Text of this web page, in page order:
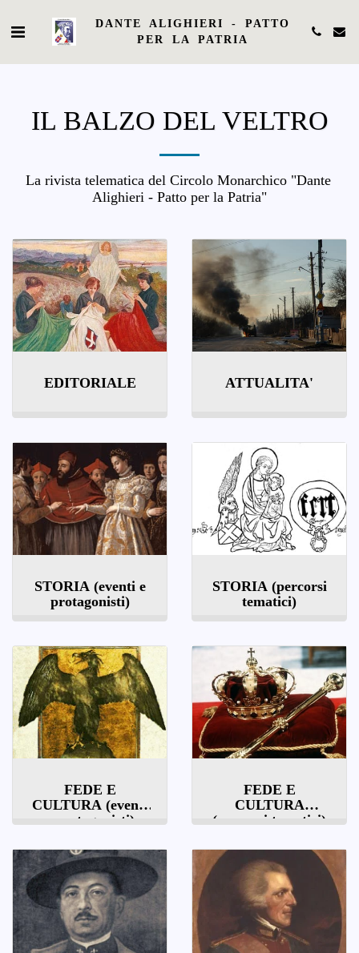
DANTE ALIGHIERI - PATTO
PER LA PATRIA
IL BALZO DEL VELTRO
La rivista telematica del Circolo Monarchico "Dante
Alighieri - Patto per la Patria"
EDITORIALE ATTUALITA'
STORIA (eventi e
protagonisti)
STORIA (percorsi
tematici)
FEDE E
CULTURA (eventi
e protagonisti)
FEDE E
CULTURA
(percorsi tematici)